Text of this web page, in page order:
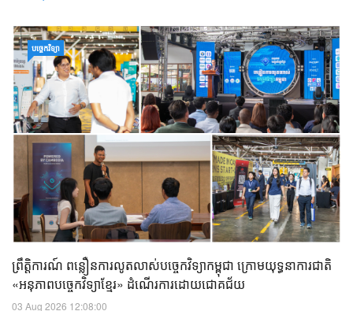
បច្ចេកវិទ្យា
ព្រឹត្តិការណ៍ ពន្លឿនការលូតលាស់បច្ចេកវិទ្យាកម្ពុជា ក្រោមយុទ្ធនាការជាតិ
«អនុភាពបច្ចេកវិទ្យាខ្មែរ» ដំណើរការដោយជោគជ័យ
03 Aug 2026 12:08:00